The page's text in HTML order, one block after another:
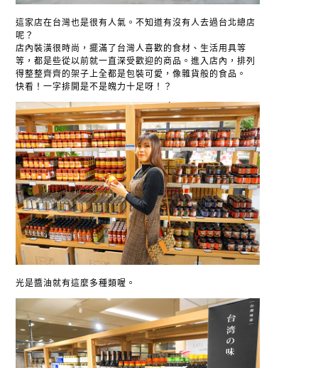
這家店在台灣也是很有人氣。不知道有沒有人去過台北總店
呢？
店內裝潢很時尚，擺滿了台灣人喜歡的食材、生活用具等
等，都是些從以前就一直深受歡迎的商品。進入店內，排列
得整整齊齊的架子上全都是包裝可愛，像雜貨般的食品。
快看！一字排開是不是魄力十足呀！？
光是醬油就有這麼多種類喔。